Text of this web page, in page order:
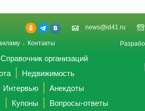
news@id41.ru
Контакты
Справочник организаций
Недвижимость
Интервью
Анекдоты
Купоны
Вопросы-ответы